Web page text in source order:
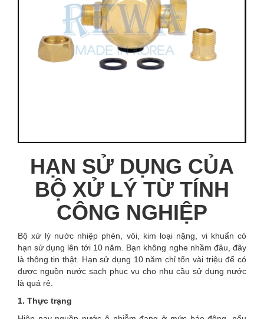
HẠN SỬ DỤNG CỦA
BỘ XỬ LÝ TỪ TÍNH
CÔNG NGHIỆP
Bộ xử lý nước nhiệp phèn, vôi, kim loại nặng, vi khuẩn có
hạn sử dụng lên tới 10 năm. Bạn không nghe nhầm đâu, đây
là thông tin thật. Hạn sử dụng 10 năm chỉ tốn vài triệu để có
được nguồn nước sạch phục vụ cho nhu cầu sử dụng nước
là quá rẻ.
1. Thực trạng